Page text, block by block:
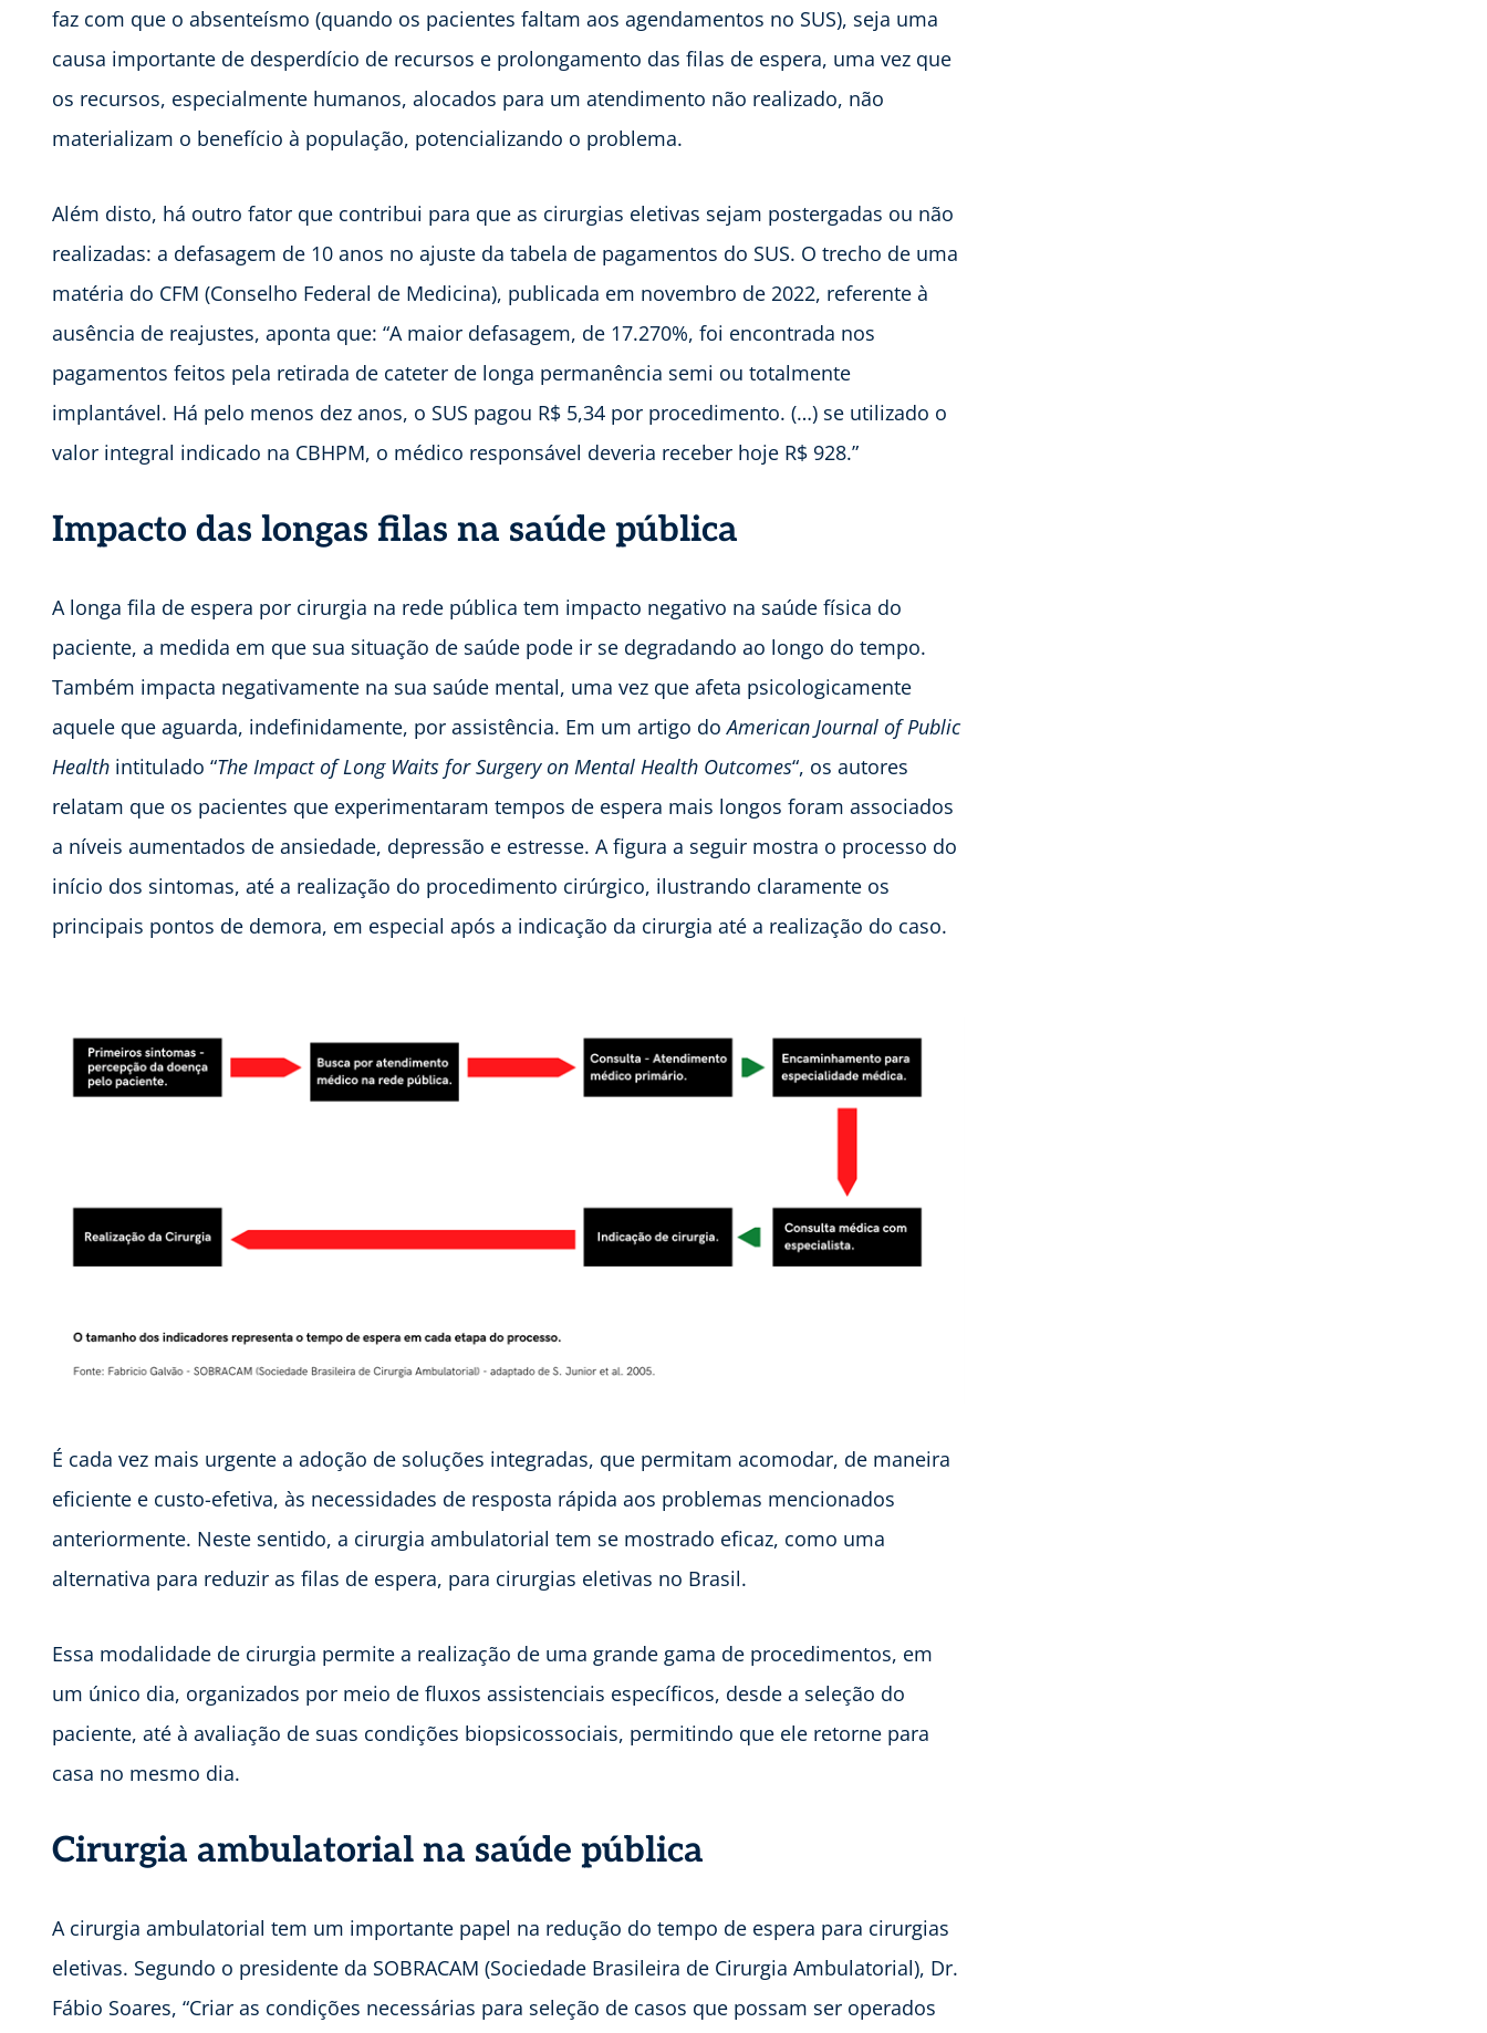
faz com que o absenteísmo (quando os pacientes faltam aos agendamentos no SUS), seja uma
causa importante de desperdício de recursos e prolongamento das filas de espera, uma vez que
os recursos, especialmente humanos, alocados para um atendimento não realizado, não
materializam o benefício à população, potencializando o problema.
Além disto, há outro fator que contribui para que as cirurgias eletivas sejam postergadas ou não
realizadas: a defasagem de 10 anos no ajuste da tabela de pagamentos do SUS. O trecho de uma
matéria do CFM (Conselho Federal de Medicina), publicada em novembro de 2022, referente à
ausência de reajustes, aponta que: “A maior defasagem, de 17.270%, foi encontrada nos
pagamentos feitos pela retirada de cateter de longa permanência semi ou totalmente
implantável. Há pelo menos dez anos, o SUS pagou R$ 5,34 por procedimento. (…) se utilizado o
valor integral indicado na CBHPM, o médico responsável deveria receber hoje R$ 928.”
Impacto das longas filas na saúde pública
A longa fila de espera por cirurgia na rede pública tem impacto negativo na saúde física do
paciente, a medida em que sua situação de saúde pode ir se degradando ao longo do tempo.
Também impacta negativamente na sua saúde mental, uma vez que afeta psicologicamente
aquele que aguarda, indefinidamente, por assistência. Em um artigo doAmerican Journal of Public
Health intitulado “The Impact of Long Waits for Surgery on Mental Health Outcomes“, os autores
relatam que os pacientes que experimentaram tempos de espera mais longos foram associados
a níveis aumentados de ansiedade, depressão e estresse. A figura a seguir mostra o processo do
início dos sintomas, até a realização do procedimento cirúrgico, ilustrando claramente os
principais pontos de demora, em especial após a indicação da cirurgia até a realização do caso.
É cada vez mais urgente a adoção de soluções integradas, que permitam acomodar, de maneira
eficiente e custo-efetiva, às necessidades de resposta rápida aos problemas mencionados
anteriormente. Neste sentido, a cirurgia ambulatorial tem se mostrado eficaz, como uma
alternativa para reduzir as filas de espera, para cirurgias eletivas no Brasil.
Essa modalidade de cirurgia permite a realização de uma grande gama de procedimentos, em
um único dia, organizados por meio de fluxos assistenciais específicos, desde a seleção do
paciente, até à avaliação de suas condições biopsicossociais, permitindo que ele retorne para
casa no mesmo dia.
Cirurgia ambulatorial na saúde pública
A cirurgia ambulatorial tem um importante papel na redução do tempo de espera para cirurgias
eletivas. Segundo o presidente da SOBRACAM (Sociedade Brasileira de Cirurgia Ambulatorial), Dr.
Fábio Soares, “Criar as condições necessárias para seleção de casos que possam ser operados